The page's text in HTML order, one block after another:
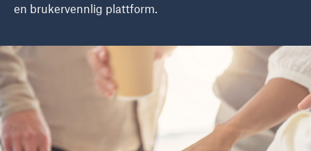
en brukervennlig plattform.